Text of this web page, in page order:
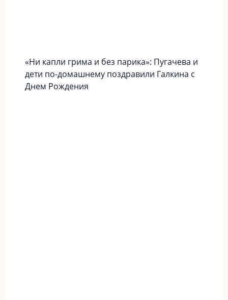
«Ни капли грима и без парика»: Пугачева и
дети по-домашнему поздравили Галкина с
Днем Рождения